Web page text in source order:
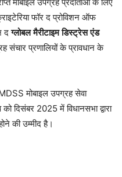
मोबाइल उपग्रह प्रदाताओं के लिए
फॉर द प्रोविशन ऑफ
दग्लोबल मैरीटाइम डिस्ट्रेस एंड
संचार प्रणालियों के प्रावधान के
मोबाइल उपग्रह सेवा
दिसंबर 2025 में विधानसभा द्वारा
की उम्मीद है।